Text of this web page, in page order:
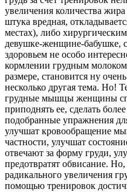
увеличения количества
штука вредная,
местах), либо
девушке-женщине-бабушке,
здоровьем не особо
кормлении грудным молоком
размере, становится ну
несколько другая тема. Но!
грудные мышцы женщины
приподнять ее, сделать
подобранные упражнения
улучшат кровообращение
частности, улучшат
отвечают за форму груди,
предотвратят обвисание.
радикального увеличения
помощью тренировок